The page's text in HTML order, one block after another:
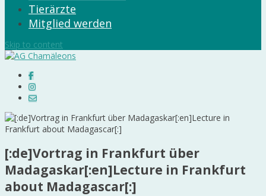
Tierärzte
Mitglied werden
Skip to content
[:de]Vortrag in Frankfurt über
Madagaskar[:en]Lecture in Frankfurt
about Madagascar[:]